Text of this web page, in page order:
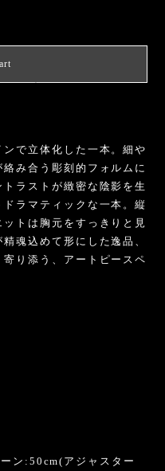
で立体化した一本。細や
み合う彫刻的フォルムに
ラストが緻密な陰影を生
ラマティックな一本。縦
トは胸元をすっきりと見
魂込めて形にした逸品、
り添う、アートピースペ
ン:50cm(アジャスター